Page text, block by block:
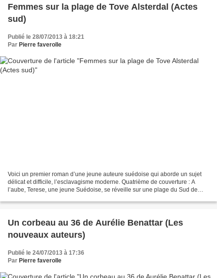
Femmes sur la plage de Tove Alsterdal (Actes
sud)
Publié le 28/07/2013 à 18:21
Par Pierre faverolle
Voici un premier roman d’une jeune auteure suédoise qui aborde un sujet
délicat et difficile, l’esclavagisme moderne. Quatrième de couverture : A
l’aube, Terese, une jeune Suédoise, se réveille sur une plage du Sud de
Un corbeau au 36 de Aurélie Benattar (Les
nouveaux auteurs)
Publié le 24/07/2013 à 17:36
Par Pierre faverolle